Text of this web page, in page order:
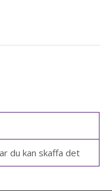
du kan skaffa det